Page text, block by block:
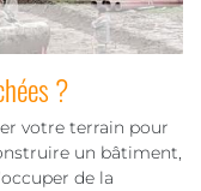
?
votre terrain pour
un bâtiment,
de la